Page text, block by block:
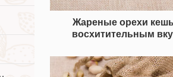
Жареные орехи
восхитительным